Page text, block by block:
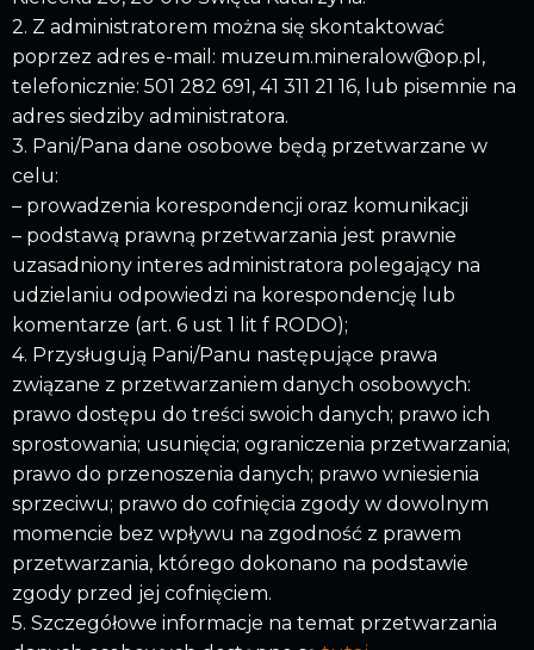
2. Z administratorem można się skontaktować
poprzez adres e-mail: muzeum.mineralow@op.pl,
telefonicznie: 501 282 691, 41 311 21 16, lub pisemnie na
adres siedziby administratora.
3. Pani/Pana dane osobowe będą przetwarzane w
celu:
– prowadzenia korespondencji oraz komunikacji
– podstawą prawną przetwarzania jest prawnie
uzasadniony interes administratora polegający na
udzielaniu odpowiedzi na korespondencję lub
komentarze (art. 6 ust 1 lit f RODO);
4. Przysługują Pani/Panu następujące prawa
związane z przetwarzaniem danych osobowych:
prawo dostępu do treści swoich danych; prawo ich
sprostowania; usunięcia; ograniczenia przetwarzania;
prawo do przenoszenia danych; prawo wniesienia
sprzeciwu; prawo do cofnięcia zgody w dowolnym
momencie bez wpływu na zgodność z prawem
przetwarzania, którego dokonano na podstawie
zgody przed jej cofnięciem.
5. Szczegółowe informacje na temat przetwarzania